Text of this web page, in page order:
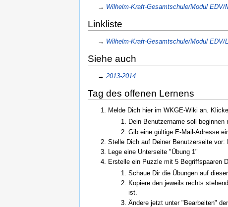
→ Wilhelm-Kraft-Gesamtschule/Modul EDV/
Linkliste
→ Wilhelm-Kraft-Gesamtschule/Modul EDV/
Siehe auch
→2013-2014
Tag des offenen Lernens
Melde Dich hier im WKGE-Wiki an.
Dein Benutzername soll
Gib eine gültige E-Mail-Adresse
Stelle Dich auf Deiner Benutzerseite
Lege eine Unterseite "Übung 1"
Erstelle ein Puzzle mit 5 Begriffspaaren
Schaue Dir die Übungen auf
Kopiere den jeweils rechts
ist.
Ändere jetzt unter "Bearbeiten"